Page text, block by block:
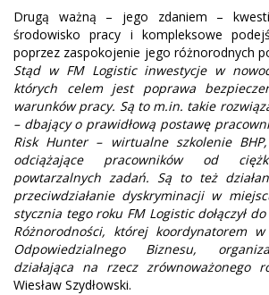
Drugą ważną – jego zdaniem –
środowisko pracy i kompleksowe
poprzez zaspokojenie jego różnorodnych
Stąd w FM Logistic inwestycje w
których celem jest poprawa
warunków pracy. Są to m.in. takie
– dbający o prawidłową postawę
Risk Hunter – wirtualne szkolenie
odciążające pracowników od
powtarzalnych zadań. Są to też
przeciwdziałanie dyskryminacji w
stycznia tego roku FM Logistic dołączył
Różnorodności, której koordynatorem
Odpowiedzialnego Biznesu,
działająca na rzecz zrównoważonego
Wiesław Szydłowski.